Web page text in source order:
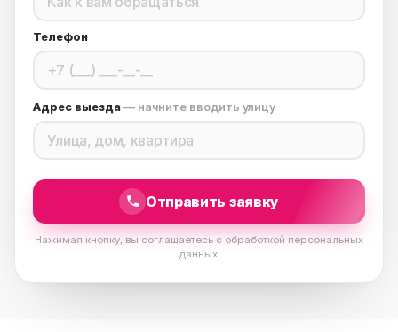
Телефон
Адрес выезда — начните вводить улицу
Отправить заявку
Нажимая кнопку, вы соглашаетесь с обработкой персональных
данных.